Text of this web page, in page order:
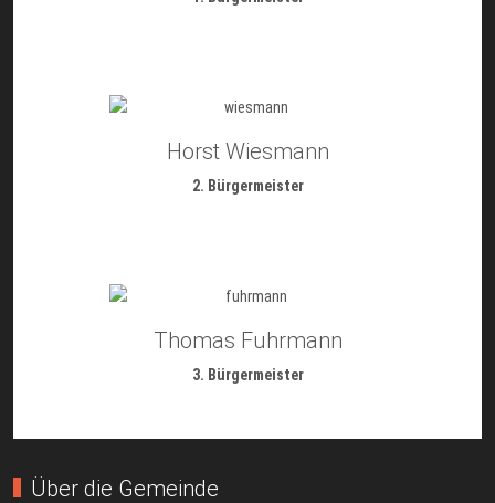
Horst Wiesmann
2. Bürgermeister
Thomas Fuhrmann
3. Bürgermeister
Über die Gemeinde